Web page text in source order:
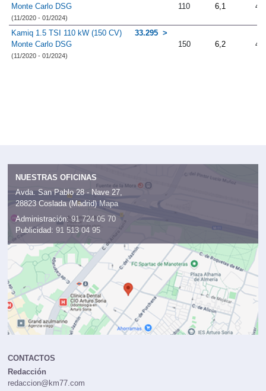
Monte Carlo DSG
(11/2020 - 01/2024)
110
6,1
Kamiq 1.5 TSI 110 kW (150 CV)
Monte Carlo DSG
(11/2020 - 01/2024)
33.295
150
6,2
NUESTRAS OFICINAS
Avda. San Pablo 28 - Nave 27,
28823 Coslada (Madrid) Mapa
Administración: 91 724 05 70
Publicidad: 91 513 04 95
CONTACTOS
Redacción
redaccion@km77.com